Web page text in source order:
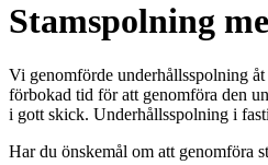
Stamspolning
Vi genomförde underhållsspolning
förbokad tid för att genomföra den
i gott skick. Underhållsspolning i
Har du önskemål om att genomföra